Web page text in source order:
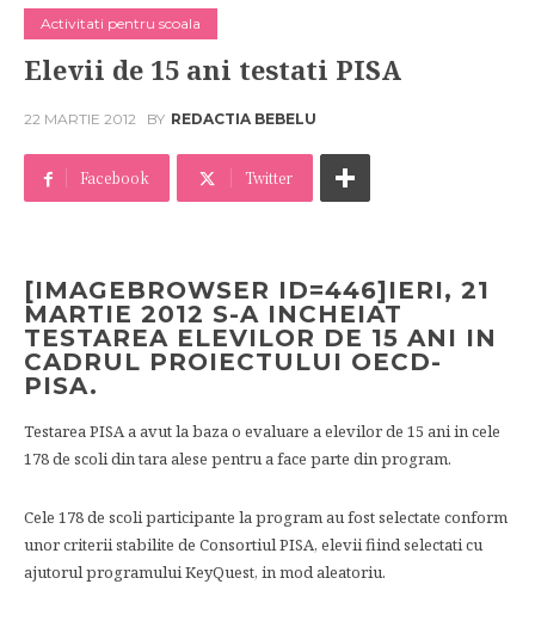
Activitati pentru scoala
Elevii de 15 ani testati PISA
22 MARTIE 2012 BY REDACTIA BEBELU
Facebook Twitter
[IMAGEBROWSER ID=446]IERI, 21
MARTIE 2012 S-A INCHEIAT
TESTAREA ELEVILOR DE 15 ANI IN
CADRUL PROIECTULUI OECD-
PISA.
Testarea PISA a avut la baza o evaluare a elevilor de 15 ani in cele
178 de scoli din tara alese pentru a face parte din program.
Cele 178 de scoli participante la program au fost selectate conform
unor criterii stabilite de Consortiul PISA, elevii fiind selectati cu
ajutorul programului KeyQuest, in mod aleatoriu.